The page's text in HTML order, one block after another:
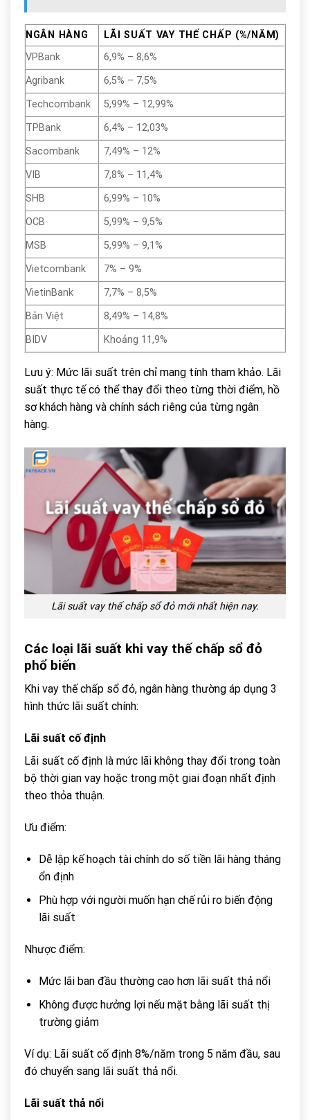
NGÂN HÀNG
LÃI SUẤT VAY THẾ CHẤP (%/NĂM)
VPBank
6,9% – 8,6%
Agribank
6,5% – 7,5%
Techcombank
5,99% – 12,99%
TPBank
6,4% – 12,03%
Sacombank
7,49% – 12%
VIB
7,8% – 11,4%
SHB
6,99% – 10%
OCB
5,99% – 9,5%
MSB
5,99% – 9,1%
Vietcombank
7% – 9%
VietinBank
7,7% – 8,5%
Bản Việt
8,49% – 14,8%
BIDV
Khoảng 11,9%
Lưu ý: Mức lãi suất trên chỉ mang tính tham khảo. Lãi
suất thực tế có thể thay đổi theo từng thời điểm, hồ
sơ khách hàng và chính sách riêng của từng ngân
hàng.
Lãi suất vay thế chấp sổ đỏ mới nhất hiện nay.
Các loại lãi suất khi vay thế chấp sổ đỏ
phổ biến
Khi vay thế chấp sổ đỏ, ngân hàng thường áp dụng 3
hình thức lãi suất chính:
Lãi suất cố định
Lãi suất cố định là mức lãi không thay đổi trong toàn
bộ thời gian vay hoặc trong một giai đoạn nhất định
theo thỏa thuận.
Ưu điểm:
Dễ lập kế hoạch tài chính do số tiền lãi hàng tháng
ổn định
Phù hợp với người muốn hạn chế rủi ro biến động
lãi suất
Nhược điểm:
Mức lãi ban đầu thường cao hơn lãi suất thả nổi
Không được hưởng lợi nếu mặt bằng lãi suất thị
trường giảm
Ví dụ: Lãi suất cố định 8%/năm trong 5 năm đầu, sau
đó chuyển sang lãi suất thả nổi.
Lãi suất thả nổi